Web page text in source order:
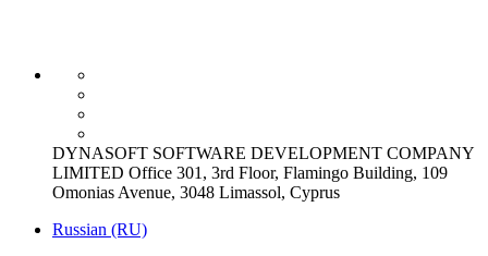
DYNASOFT SOFTWARE DEVELOPMENT COMPANY
LIMITED Office 301, 3rd Floor, Flamingo Building, 109
Omonias Avenue, 3048 Limassol, Cyprus
Russian (RU)